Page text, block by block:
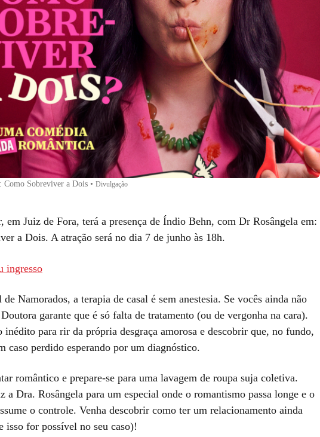
Como Sobreviver a Dois • Divulgação
em Juiz de Fora, terá a presença de Índio Behn, com Dr Rosângela em:
a Dois. A atração será no dia 7 de junho às 18h.
ingresso
de Namorados, a terapia de casal é sem anestesia. Se vocês ainda não
garante que é só falta de tratamento (ou de vergonha na cara).
inédito para rir da própria desgraça amorosa e descobrir que, no fundo,
caso perdido esperando por um diagnóstico.
romântico e prepare-se para uma lavagem de roupa suja coletiva.
a Dra. Rosângela para um especial onde o romantismo passa longe e o
o controle. Venha descobrir como ter um relacionamento ainda
isso for possível no seu caso)!